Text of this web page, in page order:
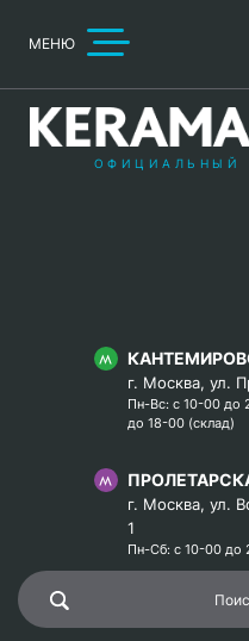
МЕНЮ
ОФИЦИАЛЬНЫЙ
г. Москва, ул.
Пн-Вс: с 10-00 до
до 18-00 (склад)
г. Москва, ул.
1
Пн-Сб: с 10-00 до